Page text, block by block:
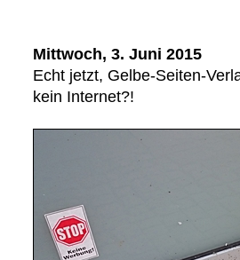
Mittwoch, 3. Juni 2015
Echt jetzt, Gelbe-Seiten-
kein Internet?!